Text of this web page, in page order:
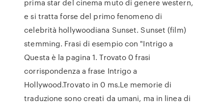
prima star del cinema muto di genere western,
e si tratta forse del primo fenomeno di
celebrità hollywoodiana Sunset. Sunset (film)
stemming. Frasi di esempio con "Intrigo a
Questa è la pagina 1. Trovato 0 frasi
corrispondenza a frase Intrigo a
Hollywood.Trovato in 0 ms.Le memorie di
traduzione sono creati da umani, ma in linea di